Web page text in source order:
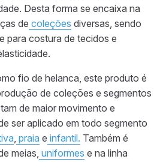
Desta forma se encaixa na
de coleções diversas , sendo
para costura de tecidos e
.
fio de helanca, este produto é
de coleções e segmentos
de maior movimento e
ser aplicado em todo segmento
praia e infantil. Também é
meias, uniformes e na linha